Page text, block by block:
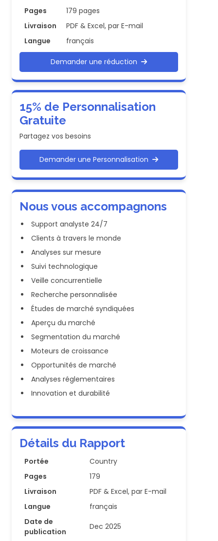
Pages
179 pages
Livraison
PDF & Excel, par E-mail
Langue
français
Demander une réduction
15% de Personnalisation
Gratuite
Partagez vos besoins
Demander une Personnalisation
Nous vous accompagnons
Support analyste 24/7
Clients à travers le monde
Analyses sur mesure
Suivi technologique
Veille concurrentielle
Recherche personnalisée
Études de marché syndiquées
Aperçu du marché
Segmentation du marché
Moteurs de croissance
Opportunités de marché
Analyses réglementaires
Innovation et durabilité
Détails du Rapport
Portée
Country
Pages
179
Livraison
PDF & Excel, par E-mail
Langue
français
Date de
publication
Dec 2025